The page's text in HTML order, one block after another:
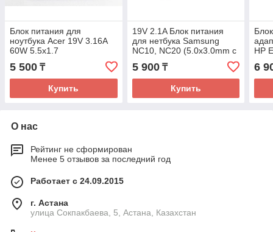
Блок питания для
ноутбука Acer 19V 3.16A
60W 5.5х1.7
5 500 ₸
Купить
19V 2.1A Блок питания
для нетбука Samsung
NC10, NC20 (5.0x3.0mm с
иглой) 40W
5 900₸
Купить
HP
6
О нас
Рейтинг не сформирован
Менее 5 отзывов за последний год
Работает с 24.09.2015
г. Астана
улица Сокпакбаева, 5, Астана, Казахстан